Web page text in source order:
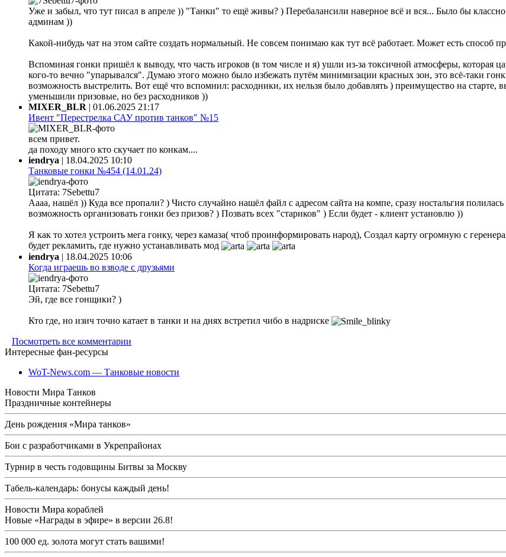
Уже и забыл, что тут писал в апреле )) "Танки" то ещё живы? ) Перебалансили наверное всё и вся... Было бы классно
админам ))
Какой-нибудь чат на этом сайте создать нормальный. Не совсем понимаю как тут всё работает. Может есть
Вспоминая гонки пришёл к выводу, что часть игроков (в том числе и я) ушли из-за токсичной атмосферы,
кого-то вечно "упарывался". Думаю этого можно было избежать путём минимизации красных зон, это всё-таки
возможность выстрелить. Вот ещё что вспомнил: расходники, их нельзя было добавлять ) преимущество на
уменьшили призовые, но без расходников ))
MIXER_BLR | 01.06.2025 21:17
Ивент "Перестрелка САУ против танков" №15
всем привет.
да походу много кто скучает по конкам....
iendrya | 18.04.2025 10:10
Танковые гонки №454 (14.01.24)
Цитата: 7Sebettu7
Аааа, нашёл )) Куда все пропали? ) Чисто случайно нашёл файл с адресом сайта на компе, сразу ностальгия полилась
возможность организовать гонки без призов? ) Позвать всех "стариков" ) Если будет - клиент установлю ))
Я как то хотел устроить мега гонку, через камаза( чтоб проинформировать народ), Создал карту огромную с
будет рекламить, где нужно устанавливать мод
iendrya | 18.04.2025 10:06
Когда играешь во взводе с друзьями
Цитата: 7Sebettu7
Эй, где все гонщики? )
Кто где, но изич точно катает в танки и на днях встретил чибо в надриске
Посмотреть все комментарии
Интересные фан-ресурсы
WoT-News.com — Танковые новости
Новости Мира Танков
Праздничные контейнеры
День рождения «Мира танков»
Бои с разработчиками в Укрепрайонах
Турнир в честь годовщины Битвы за Москву
Табель-календарь: бонусы каждый день!
Новости Мира кораблей
Новые «Награды в эфире» в версии 26.8!
100 000 ед. золота могут стать вашими!